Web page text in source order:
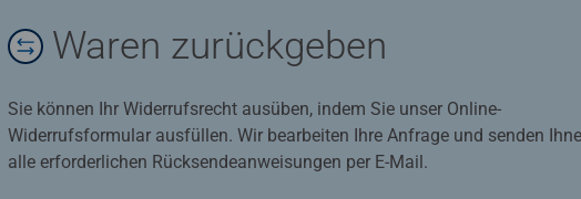
Waren zurückgeben
Sie können Ihr Widerrufsrecht ausüben, indem Sie unser Online-
Widerrufsformular ausfüllen. Wir bearbeiten Ihre Anfrage und senden
alle erforderlichen Rücksendeanweisungen per E-Mail.